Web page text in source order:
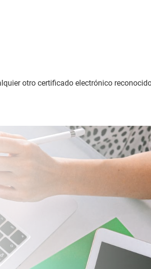
otro certificado electrónico